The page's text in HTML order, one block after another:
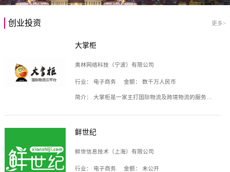
创业投资 更多>
大掌柜
奥林网络科技（宁波）有限公司
行业： 电子商务 金额： 数千万人民币
简介： 大掌柜是一家主打国际物流及跨境物流的服务云平台，致力于帮助全球国际物流企业在互联网上建立自己的平台，核心产品包括运价通、生意通、业务通、订舱通、招财通等，奥林网络科技（宁波）有限公司旗下产品。
鲜世纪
鲜世信息技术（上海）有限公司
行业： 电子商务 金额： 未公开